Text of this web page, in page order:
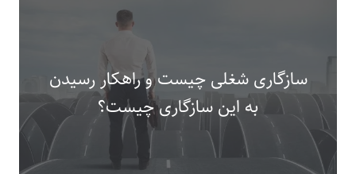
سازگاری شغلی چیست و راهکار رسیدن
به این سازگاری چیست؟